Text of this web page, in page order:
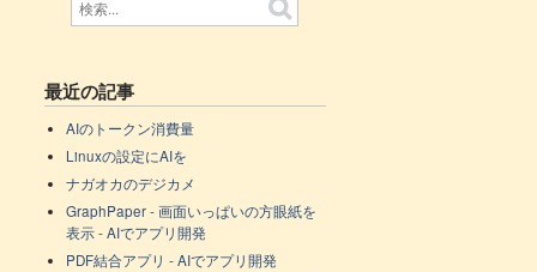
最近の記事
AIのトークン消費量
Linuxの設定にAIを
ナガオカのデジカメ
GraphPaper - 画面いっぱいの方眼紙を
表示 - AIでアプリ開発
PDF結合アプリ - AIでアプリ開発